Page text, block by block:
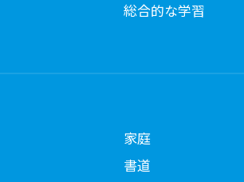
総合的な学習
家庭
書道